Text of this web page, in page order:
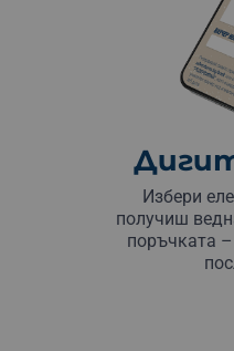
Избери
получиш
поръчката –